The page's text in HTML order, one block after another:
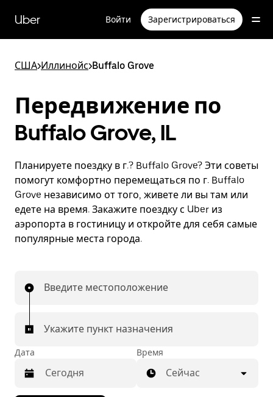
перейти
к
Uber Войти Зарегистрироваться
США>Иллинойс>Buffalo Grove
Передвижение по
Buffalo Grove, IL
Планируете поездку в г.? Buffalo Grove? Эти советы
помогут комфортно перемещаться по г. Buffalo
Grove независимо от того, живете ли вы там или
едете на время. Закажите поездку с Uber из
аэропорта в гостиницу и откройте для себя самые
популярные места города.
Введите местоположение
Укажите пункт назначения
Дата Время
Сейчас